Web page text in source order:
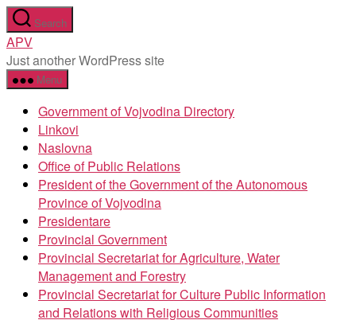
Skip
to
the
content
Search
APV
Just another WordPress site
Menu
Government of Vojvodina Directory
Linkovi
Naslovna
Office of Public Relations
President of the Government of the Autonomous
Province of Vojvodina
Presidentare
Provincial Government
Provincial Secretariat for Agriculture, Water
Management and Forestry
Provincial Secretariat for Culture Public Information
and Relations with Religious Communities